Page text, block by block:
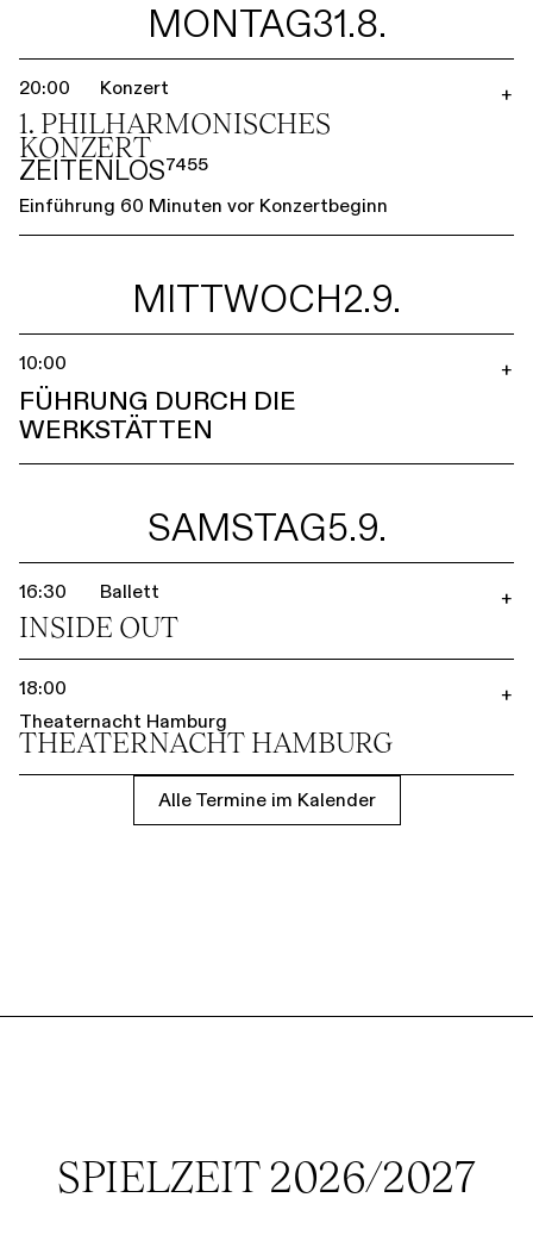
MONTAG31.8.
20:00 Konzert
1. PHILHARMO­NISCHES
KONZERT
ZEITENLOS⁷⁴⁵⁵
Einführung 60 Minuten vor Konzertbeginn
+
MITTWOCH2.9.
10:00
FÜHRUNG DURCH DIE
WERKSTÄTTEN
+
SAMSTAG5.9.
16:30 Ballett
INSIDE OUT
+
18:00
Theaternacht Hamburg
THEATER­NACHT HAMBURG
+
Alle Termine im Kalender
SPIELZEIT 2026/2027